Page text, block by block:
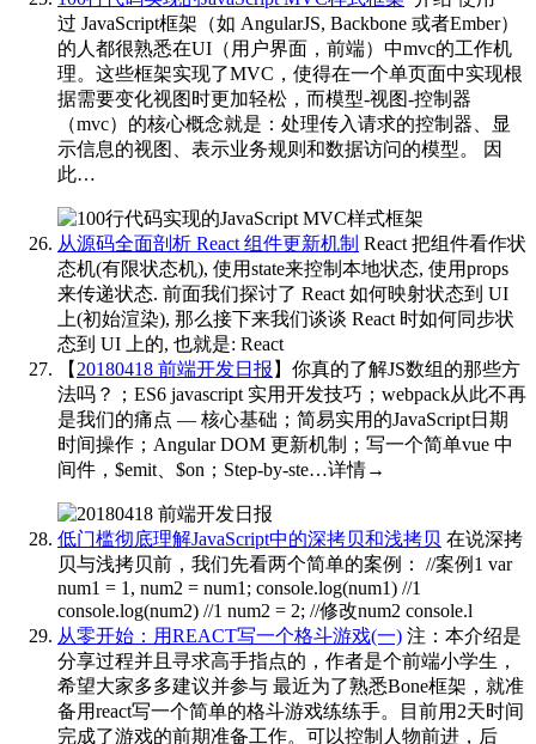
过 JavaScript框架（如 AngularJS, Backbone 或者Ember）
的人都很熟悉在UI（用户界面，前端）中mvc的工作机
理。这些框架实现了MVC，使得在一个单页面中实现根
据需要变化视图时更加轻松，而模型-视图-控制器
（mvc）的核心概念就是：处理传入请求的控制器、显
示信息的视图、表示业务规则和数据访问的模型。 因
此…
从源码全面剖析 React 组件更新机制 React 把组件看作状
态机(有限状态机), 使用state来控制本地状态, 使用props
来传递状态. 前面我们探讨了 React 如何映射状态到 UI
上(初始渲染), 那么接下来我们谈谈 React 时如何同步状
态到 UI 上的, 也就是: React
【 20180418 前端开发日报 】你真的了解JS数组的那些方
法吗？；ES6 javascript 实用开发技巧；webpack从此不再
是我们的痛点 — 核心基础；简易实用的JavaScript日期
时间操作；Angular DOM 更新机制；写一个简单vue 中
间件，$emit、$on；Step-by-ste…详情→
低门槛彻底理解JavaScript中的深拷贝和浅拷贝 在说深拷
贝与浅拷贝前，我们先看两个简单的案例： //案例1 var
num1 = 1, num2 = num1; console.log(num1) //1
console.log(num2) //1 num2 = 2; //修改num2 console.l
从零开始：用REACT写一个格斗游戏(一) 注：本介绍是
分享过程并且寻求高手指点的，作者是个前端小学生，
希望大家多多建议并参与 最近为了熟悉Bone框架，就准
备用react写一个简单的格斗游戏练练手。目前用2天时间
完成了游戏的前期准备工作。可以控制人物前进，后